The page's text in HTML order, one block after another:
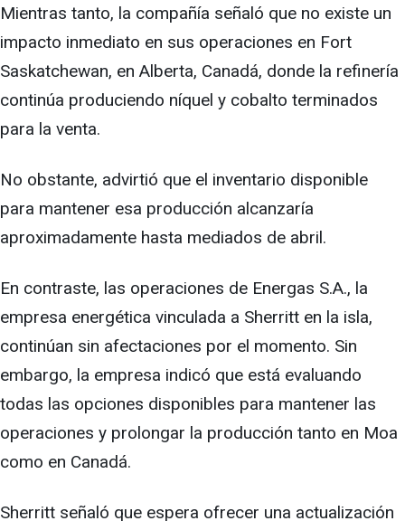
Mientras tanto, la compañía señaló que no existe un
impacto inmediato en sus operaciones en Fort
Saskatchewan, en Alberta, Canadá, donde la refinería
continúa produciendo níquel y cobalto terminados
para la venta.
No obstante, advirtió que el inventario disponible
para mantener esa producción alcanzaría
aproximadamente hasta mediados de abril.
En contraste, las operaciones de Energas S.A., la
empresa energética vinculada a Sherritt en la isla,
continúan sin afectaciones por el momento. Sin
embargo, la empresa indicó que está evaluando
todas las opciones disponibles para mantener las
operaciones y prolongar la producción tanto en Moa
como en Canadá.
Sherritt señaló que espera ofrecer una actualización